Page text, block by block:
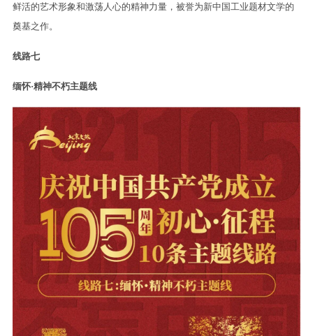
鲜活的艺术形象和激荡人心的精神力量，被誉为新中国工业题材文学的
奠基之作。
线路七
缅怀·精神不朽主题线